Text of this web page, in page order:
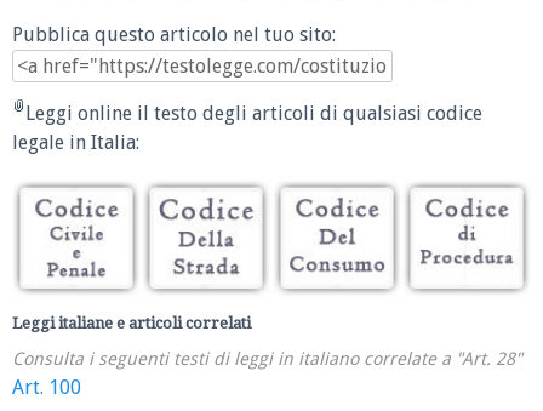
Pubblica questo articolo nel tuo sito:
Leggi online il testo degli articoli di qualsiasi codice
legale in Italia:
Leggi italiane e articoli correlati
Consulta i seguenti testi di leggi in italiano correlate a "Art. 28"
Art. 100